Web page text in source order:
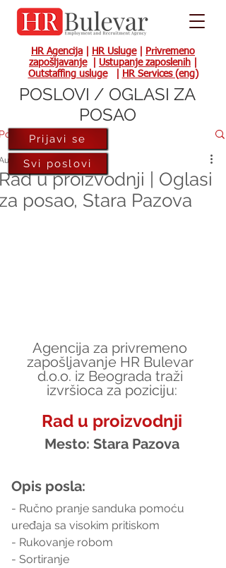
HR Agencija HR Usluge|
Privremeno
zapošljavanje| Ustupanje zaposlenih
Outstaffing usluge| HR Services (eng)
u proizvodnji | Oglasi
posao, Stara Pazova
4, 2022
Agencija za privremeno
zapošljavanje HR Bulevar
d.o.o. iz Beograda traži
izvršioca za poziciju:
Rad u proizvodnji
Mesto: Stara Pazova
Opis posla:
- Ručno pranje sanduka pomoću
uređaja sa visokim pritiskom
- Rukovanje robom
- Sortiranje
Prijavi se
Svi poslovi
POSLOVI / OGLASI ZA
POSAO